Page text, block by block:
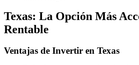
Texas: La Opción Más
Rentable
Ventajas de Invertir en Texas